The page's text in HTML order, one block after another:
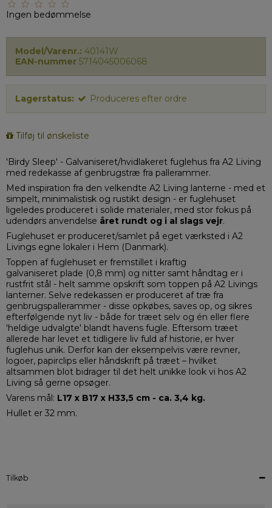
Ingen bedømmelse
Model/Varenr.: 40141W
EAN-nummer 5714045006068
Lagerstatus: Produceres efter ordre
Tilføj til ønskeliste
'Birdy Sleep' - Galvaniseret/hvidlakeret fuglehus fra A2 Living
med redekasse af genbrugstræ fra pallerammer.
Med inspiration fra den velkendte A2 Living lanterne - med et
simpelt, minimalistisk og rustikt design - er fuglehuset
ligeledes produceret i solide materialer, med stor fokus på
udendørs anvendelse året rundt og i al slags vejr.
Fuglehuset er produceret/samlet på eget værksted i A2
Livings egne lokaler i Hem (Danmark).
Toppen af fuglehuset er fremstillet i kraftig
galvaniseret plade (0,8 mm) og nitter samt håndtag er i
rustfrit stål - helt samme opskrift som toppen på A2 Livings
lanterner. Selve redekassen er produceret af træ fra
genbrugspallerammer - disse opkøbes, saves op, og sikres
efterfølgende nyt liv - både for træet selv og én eller flere
'heldige udvalgte' blandt havens fugle. Eftersom træet
allerede har levet et tidligere liv fuld af historie, er hver
fuglehus unik. Derfor kan der eksempelvis være revner,
logoer, papirclips eller håndskrift på træet – hvilket
altsammen blot bidrager til det helt unikke look vi hos A2
Living så gerne opsøger.
Varens mål: L17 x B17 x H33,5 cm - ca. 3,4 kg.
Hullet er 32 mm.
Tilkøb